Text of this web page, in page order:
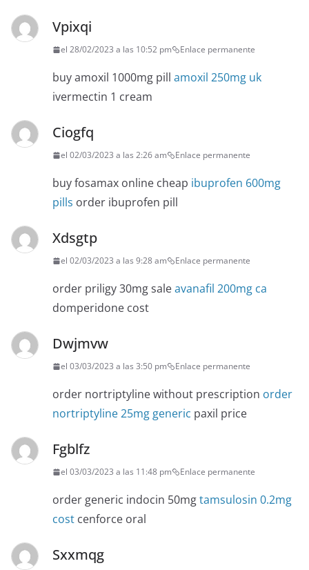
Vpixqi
el 28/02/2023 a las 10:52 pm Enlace permanente
buy amoxil 1000mg pill amoxil 250mg uk
ivermectin 1 cream
Ciogfq
el 02/03/2023 a las 2:26 am Enlace permanente
buy fosamax online cheap ibuprofen 600mg
pills order ibuprofen pill
Xdsgtp
el 02/03/2023 a las 9:28 am Enlace permanente
order priligy 30mg saleavanafil 200mg ca
domperidone cost
Dwjmvw
el 03/03/2023 a las 3:50 pm Enlace permanente
order nortriptyline without prescription order
nortriptyline 25mg generic paxil price
Fgblfz
el 03/03/2023 a las 11:48 pm Enlace permanente
order generic indocin 50mgtamsulosin 0.2mg
cost cenforce oral
Sxxmqg